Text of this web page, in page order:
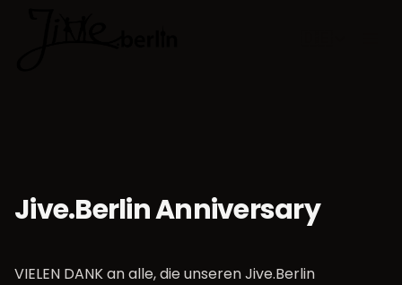
Jive.Berlin Anniversary
VIELEN DANK an alle, die unseren Jive.Berlin